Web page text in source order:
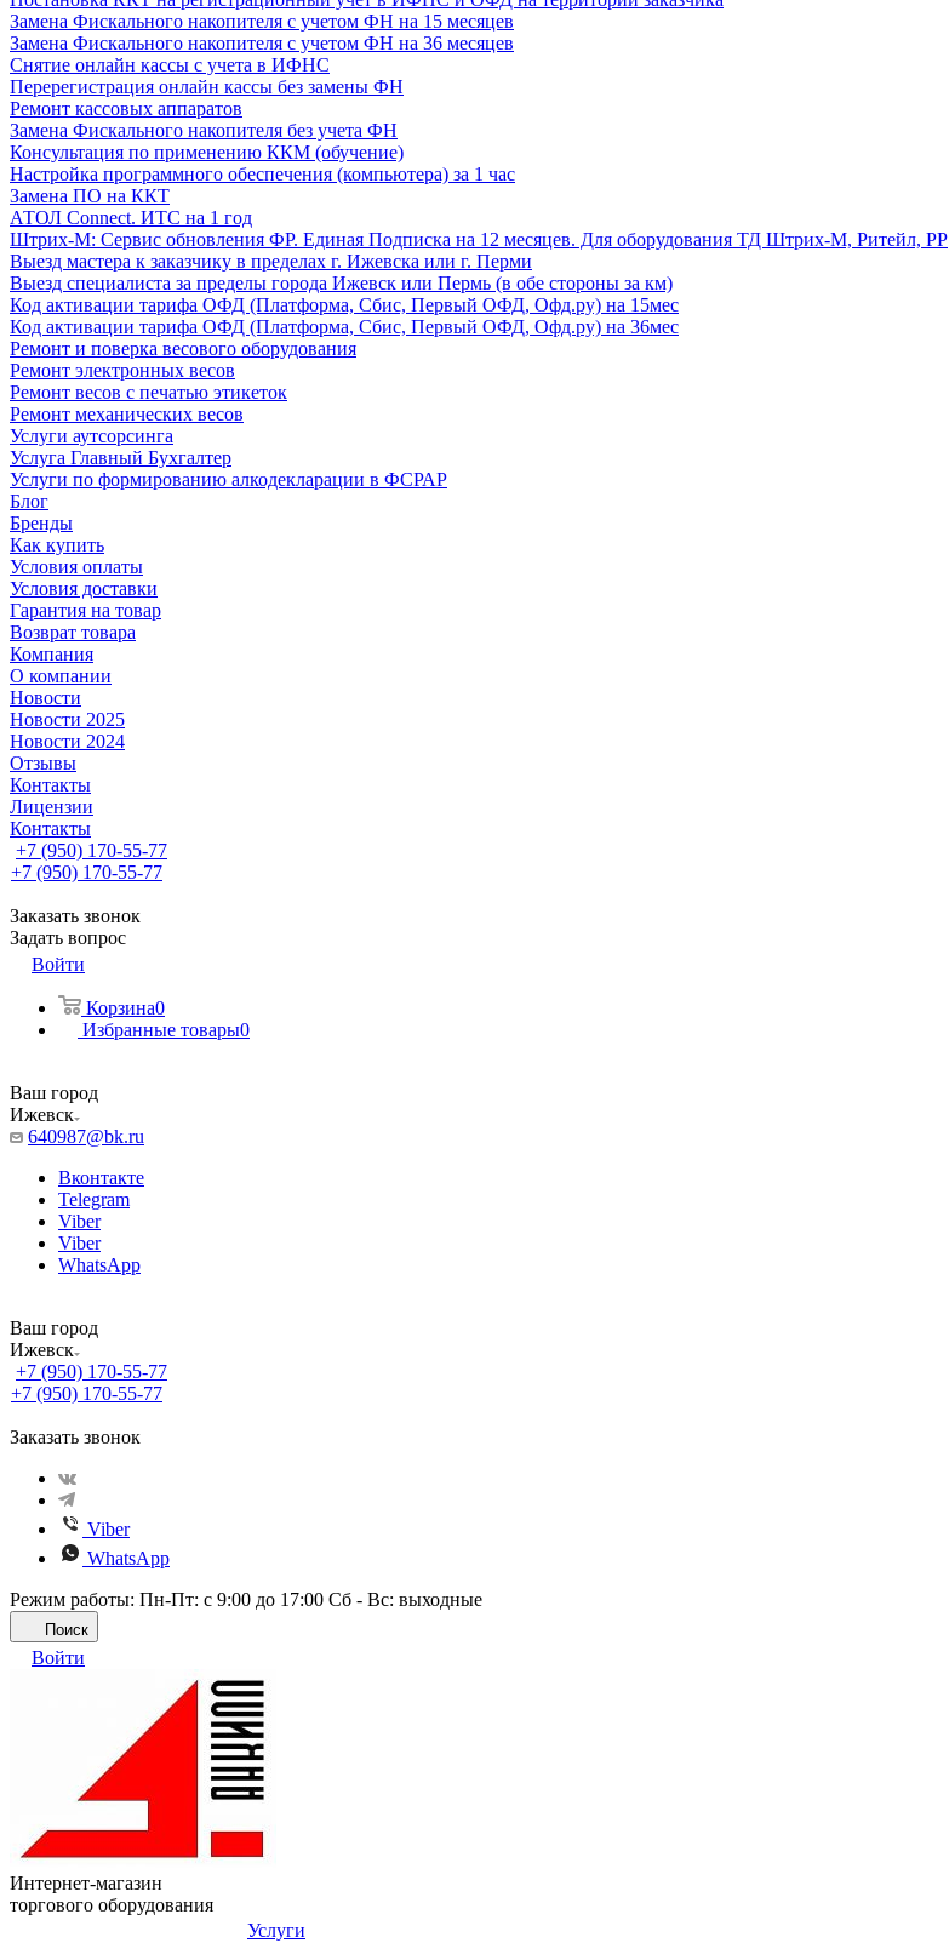
Замена Фискального накопителя с учетом ФН на 15 месяцев
Замена Фискального накопителя с учетом ФН на 36 месяцев
Снятие онлайн кассы с учета в ИФНС
Перерегистрация онлайн кассы без замены ФН
Ремонт кассовых аппаратов
Замена Фискального накопителя без учета ФН
Консультация по применению ККМ (обучение)
Настройка программного обеспечения (компьютера) за 1 час
Замена ПО на ККТ
АТОЛ Connect. ИТС на 1 год
Штрих-М: Сервис обновления ФР. Единая Подписка на 12 месяцев. Для оборудования ТД Штрих-М, Ритейл, РР
Выезд мастера к заказчику в пределах г. Ижевска или г. Перми
Выезд специалиста за пределы города Ижевск или Пермь (в обе стороны за км)
Код активации тарифа ОФД (Платформа, Сбис, Первый ОФД, Офд.ру) на 15мес
Код активации тарифа ОФД (Платформа, Сбис, Первый ОФД, Офд.ру) на 36мес
Ремонт и поверка весового оборудования
Ремонт электронных весов
Ремонт весов с печатью этикеток
Ремонт механических весов
Услуги аутсорсинга
Услуга Главный Бухгалтер
Услуги по формированию алкодекларации в ФСРАР
Блог
Бренды
Как купить
Условия оплаты
Условия доставки
Гарантия на товар
Возврат товара
Компания
О компании
Новости
Новости 2025
Новости 2024
Отзывы
Контакты
Лицензии
Контакты
+7 (950) 170-55-77
+7 (950) 170-55-77
Заказать звонок
Задать вопрос
Войти
Корзина0
Избранные товары0
Ваш город
Ижевск
640987@bk.ru
Вконтакте
Telegram
Viber
Viber
WhatsApp
Ваш город
Ижевск
+7 (950) 170-55-77
+7 (950) 170-55-77
Заказать звонок
Viber
WhatsApp
Режим работы: Пн-Пт: с 9:00 до 17:00 Сб - Вс: выходные
Поиск
Войти
Интернет-магазин
торгового оборудования
Услуги